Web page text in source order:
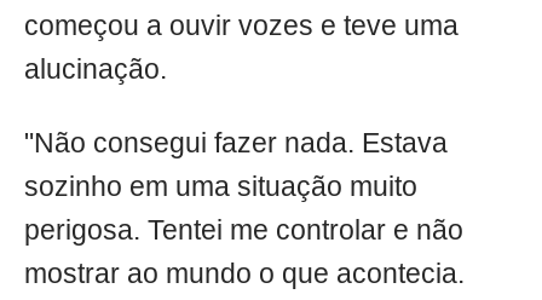
começou a ouvir vozes e teve uma
alucinação.
"Não consegui fazer nada. Estava
sozinho em uma situação muito
perigosa. Tentei me controlar e não
mostrar ao mundo o que acontecia.